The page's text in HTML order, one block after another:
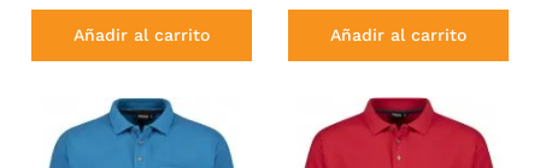
Añadir al carrito Añadir al carrito